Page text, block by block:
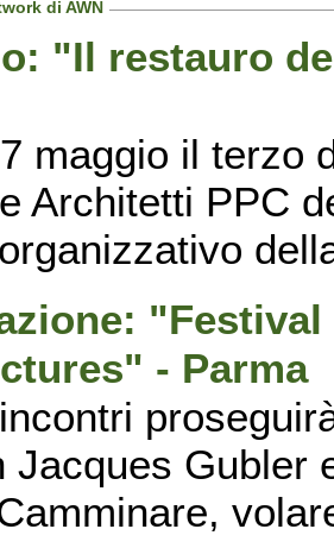
di AWN
"Il restauro
maggio il terzo
Architetti PPC
- Parma
Jacques Gubler